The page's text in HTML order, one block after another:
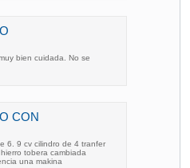
bien cuidada. No se
CON
6. 9 cv cilindro de 4 tranfer
tobera cambiada
una makina